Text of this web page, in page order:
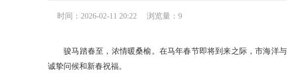
时间：2026-02-11 20:22 浏览量： 9
骏马踏春至，浓情暖桑榆。在马年春节即将到来之际，市海洋与
诚挚问候和新春祝福。